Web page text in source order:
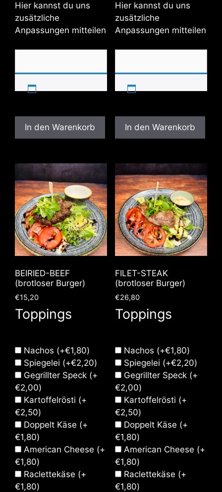
Hier kannst du uns
zusätzliche
Anpassungen mitteilen
In den Warenkorb
Hier kannst du uns
zusätzliche
Anpassungen mitteilen
In den Warenkorb
BEIRIED-BEEF
(brotloser Burger)
€15,20
Toppings
Nachos (+€1,80)
Spiegelei (+€2,20)
Gegrillter Speck (+
€2,00)
Kartoffelrösti (+
€2,50)
Doppelt Käse (+
€1,80)
American Cheese (+
€1,80)
Raclettekäse (+
€1,80)
FILET-STEAK
(brotloser Burger)
€26,80
Toppings
Nachos (+€1,80)
Spiegelei (+€2,20)
Gegrillter Speck (+
€2,00)
Kartoffelrösti (+
€2,50)
Doppelt Käse (+
€1,80)
American Cheese (+
€1,80)
Raclettekäse (+
€1,80)